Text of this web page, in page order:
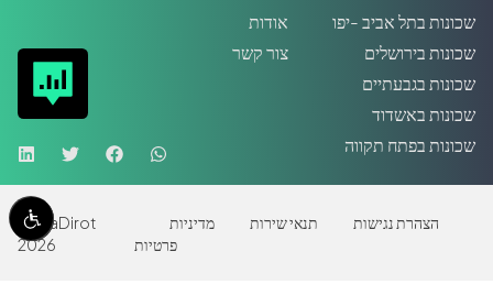
אודות
צור קשר
שכונות בתל אביב -יפו
שכונות בירושלים
שכונות בגבעתיים
שכונות באשדוד
שכונות בפתח תקווה
MadaDirot
2026
הצהרת נגישות תנאי שירות
מדיניות
פרטיות